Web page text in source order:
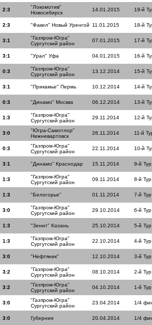
2:3
"Локомотив"
Новосибирск
14.01.2015 19-й
2:3 "Факел" Новый Уренгой 11.01.2015 18-й
3:1
"Газпром-Югра"
Сургутский район
07.01.2015 17-й
3:1 "Урал" Уфа 04.01.2015 16-й
0:3
"Газпром-Югра"
Сургутский район
13.12.2014 15-й
3:1 "Прикамье" Пермь 10.12.2014 14-й
0:3 "Динамо" Москва 06.12.2014 13-й
1:3
"Газпром-Югра"
Сургутский район
29.11.2014 12-й
3:0
"Югра-Самотлор"
Нижневартовск
26.11.2014 11-й
0:3
"Газпром-Югра"
Сургутский район
22.11.2014 10-й
3:1 "Динамо" Краснодар 15.11.2014 9-й Тур
1:3
"Газпром-Югра"
Сургутский район
09.11.2014 8-й Тур
1:3 "Белогорье" 01.11.2014 7-й Тур
3:0
"Газпром-Югра"
Сургутский район
29.10.2014 6-й Тур
1:3 "Зенит" Казань 25.10.2014 5-й Тур
1:3
"Газпром-Югра"
Сургутский район
22.10.2014 4-й Тур
3:0 "Нефтяник" 12.10.2014 3-й Тур
3:2
"Газпром-Югра"
Сургутский район
08.10.2014 2-й Тур
3:2
"Газпром-Югра"
Сургутский район
04.10.2014 1-й Тур
3:0
"Газпром-Югра"
Сургутский район
23.04.2014 1/4
3:0 Губерния 20.04.2014 1/4